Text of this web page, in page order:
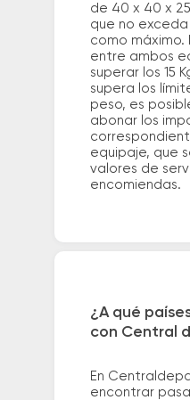
de 40 x 40 x
que no
como máximo.
entre ambos
superar los 15
supera los
peso, es
abonar los
equipaje, que
valores de
encomiendas.
¿A qué
con Central
En
encontrar